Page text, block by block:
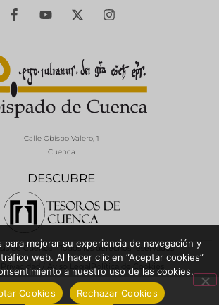
DESCUBRE
Calle Obispo Valero, 1
Cuenca
de Cuenca - Todos los derechos reservados
/ Aviso Legal
Política de Cookies
para mejorar su experiencia de navegación y
web. Al hacer clic en “Aceptar cookies”
a nuestro uso de las cookies.
Cookies
Rechazar Cookies